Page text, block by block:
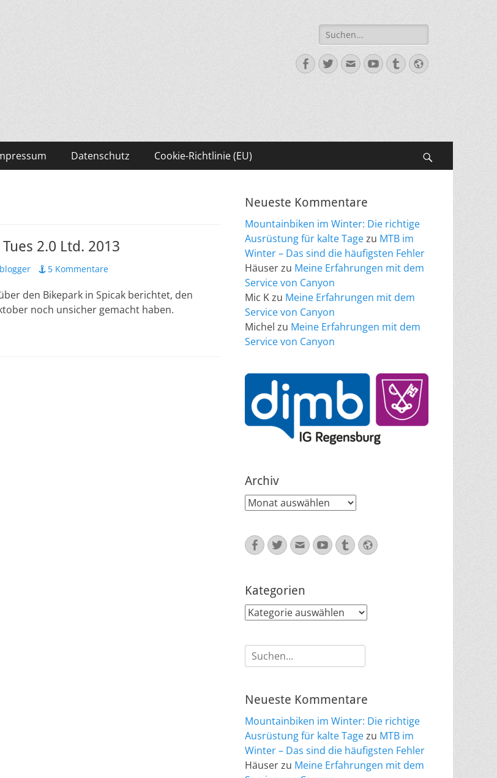
Suche
nach:
Facebook
Twitter
E-
Mail
YouTube
TumblrWebsite
Datenschutz Cookie-Richtlinie (EU)
2.0 Ltd. 2013
5 Kommentare
den Bikepark in Spicak berichtet, den
noch unsicher gemacht haben.
Neueste Kommentare
Mountainbiken im Winter: Die richtige
Ausrüstung für kalte Tagezu MTB im
Winter – Das sind die häufigsten Fehler
Häuserzu Meine Erfahrungen mit dem
Service von Canyon
Mic Kzu Meine Erfahrungen mit dem
Service von Canyon
Michel zu Meine Erfahrungen mit dem
Service von Canyon
Archiv
Archiv
Facebook
Twitter
E-
Mail
YouTube
TumblrWebsite
Kategorien
Kategorien
Suche
nach:
Neueste Kommentare
Mountainbiken im Winter: Die richtige
Ausrüstung für kalte Tagezu MTB im
Winter – Das sind die häufigsten Fehler
Häuserzu Meine Erfahrungen mit dem